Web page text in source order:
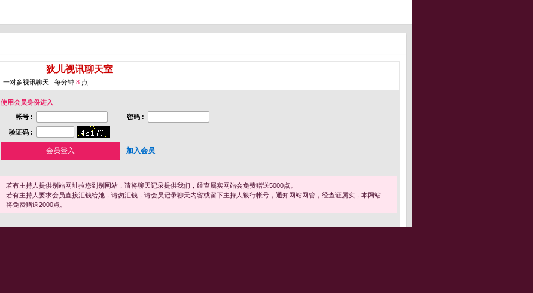
狄儿视讯聊天室
一对多视讯聊天 : 每分钟 8 点
使用会员身份进入
帐号 :
密码 :
验证码 :
加入会员
若有主持人提供别站网址拉您到别网站，请将聊天记录提供我们，经查属实网站会免费赠送5000点。
若有主持人要求会员直接汇钱给她，请勿汇钱，请会员记录聊天内容或留下主持人银行帐号，通知网站网管，经查证属实，本网站
将免费赠送2000点。